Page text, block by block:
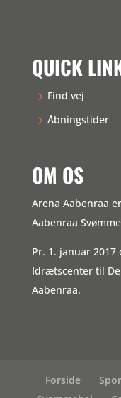
QUICK
Find vej
Åbningstider
OM OS
Arena Aabenraa
Aabenraa
Pr. 1. januar 2017
Idrætscenter til
Aabenraa.
Forside